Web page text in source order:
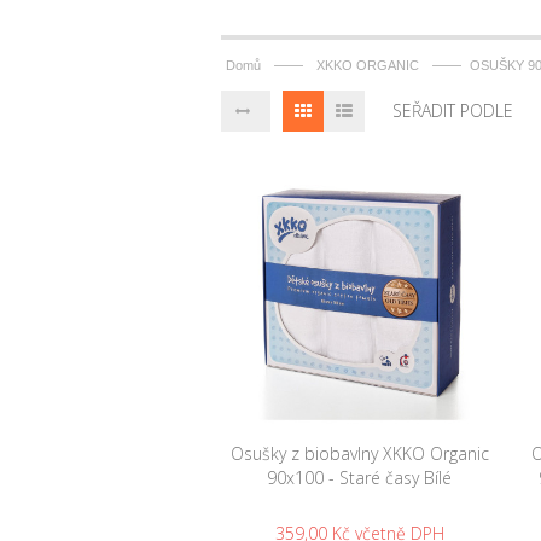
Domů —— XKKO ORGANIC —— OSUŠKY
SEŘADIT PODLE
Osušky z biobavlny XKKO Organic
90x100 - Staré časy Bílé
359,00 Kč